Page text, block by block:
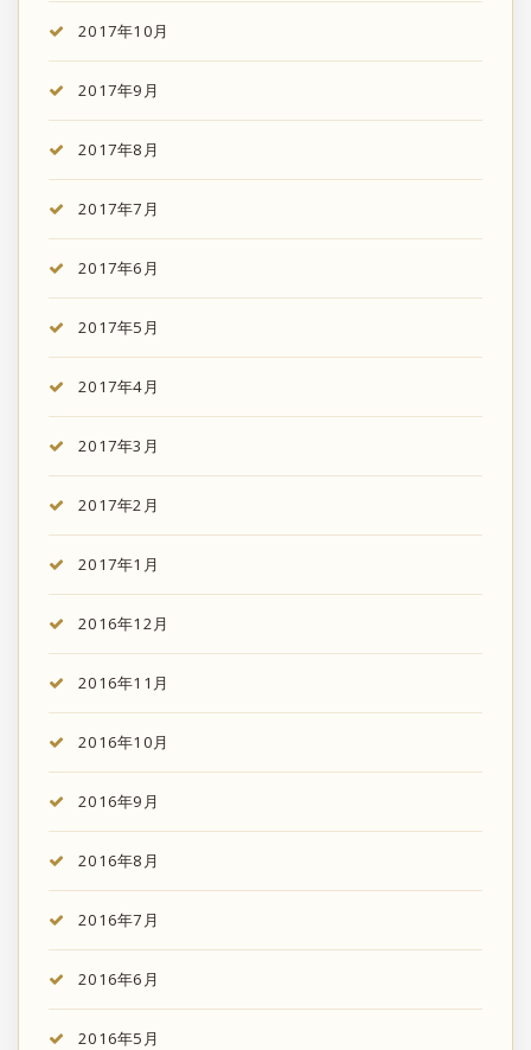
2017年10月
2017年9月
2017年8月
2017年7月
2017年6月
2017年5月
2017年4月
2017年3月
2017年2月
2017年1月
2016年12月
2016年11月
2016年10月
2016年9月
2016年8月
2016年7月
2016年6月
2016年5月